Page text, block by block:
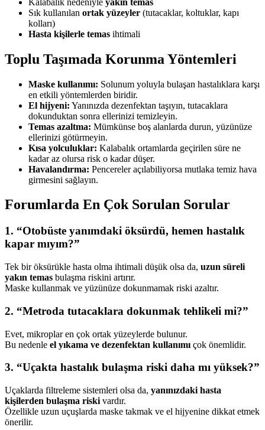
Sık kullanılan ortak yüzeyler (tutacaklar, koltuklar, kapı
kolları)
Hasta kişilerle temas ihtimali
Toplu Taşımada Korunma Yöntemleri
Maske kullanımı: Solunum yoluyla bulaşan hastalıklara karşı
en etkili yöntemlerden biridir.
El hijyeni: Yanınızda dezenfektan taşıyın, tutacaklara
dokunduktan sonra ellerinizi temizleyin.
Temas azaltma: Mümkünse boş alanlarda durun, yüzünüze
ellerinizi götürmeyin.
Kısa yolculuklar: Kalabalık ortamlarda geçirilen süre ne
kadar az olursa risk o kadar düşer.
Havalandırma: Pencereler açılabiliyorsa mutlaka temiz hava
girmesini sağlayın.
Forumlarda En Çok Sorulan Sorular
1. “Otobüste yanımdaki öksürdü, hemen hastalık
kapar mıyım?”
Tek bir öksürükle hasta olma ihtimali düşük olsa da, uzun süreli
yakın temas bulaşma riskini artırır.
Maske kullanmak ve yüzünüze dokunmamak riski azaltır.
2. “Metroda tutacaklara dokunmak tehlikeli mi?”
Evet, mikroplar en çok ortak yüzeylerde bulunur.
Bu nedenle el yıkama ve dezenfektan kullanımı çok önemlidir.
3. “Uçakta hastalık bulaşma riski daha mı yüksek?”
Uçaklarda filtreleme sistemleri olsa da, yanınızdaki hasta
kişilerden bulaşma riski vardır.
Özellikle uzun uçuşlarda maske takmak ve el hijyenine dikkat etmek
önerilir.